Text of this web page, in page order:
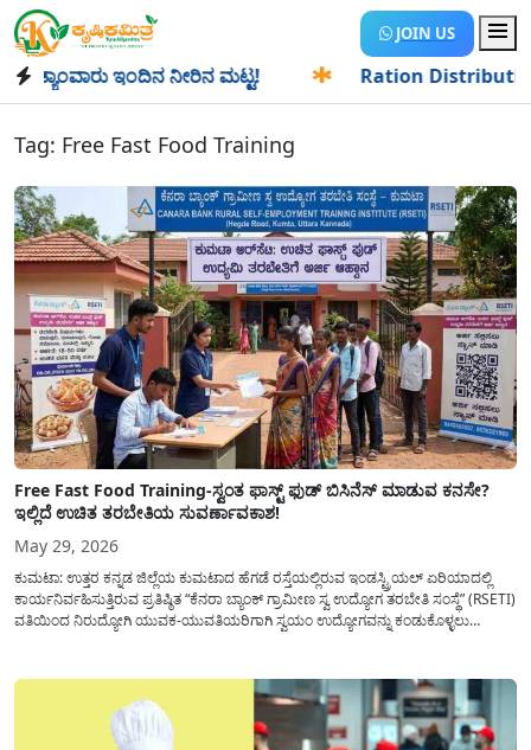
JOIN US
ಇಂದಿನ ನೀರಿನ ಮಟ್ಟ! Ration Distribution-
Tag: Free Fast Food Training
Free Fast Food Training-ಸ್ವಂತ ಫಾಸ್ಟ್ ಫುಡ್ ಬಿಸಿನೆಸ್ ಮಾಡುವ ಕನಸೇ?
ಇಲ್ಲಿದೆ ಉಚಿತ ತರಬೇತಿಯ ಸುವರ್ಣಾವಕಾಶ!
May 29, 2026
ಕುಮಟಾ: ಉತ್ತರ ಕನ್ನಡ ಜಿಲ್ಲೆಯ ಕುಮಟಾದ ಹೆಗಡೆ ರಸ್ತೆಯಲ್ಲಿರುವ ಇಂಡಸ್ಟ್ರಿಯಲ್ ಏರಿಯಾದಲ್ಲಿ
ಕಾರ್ಯನಿರ್ವಹಿಸುತ್ತಿರುವ ಪ್ರತಿಷ್ಠಿತ “ಕೆನರಾ ಬ್ಯಾಂಕ್ ಗ್ರಾಮೀಣ ಸ್ವ ಉದ್ಯೋಗ ತರಬೇತಿ ಸಂಸ್ಥೆ” (RSETI)
ವತಿಯಿಂದ ನಿರುದ್ಯೋಗಿ ಯುವಕ-ಯುವತಿಯರಿಗಾಗಿ ಸ್ವಯಂ ಉದ್ಯೋಗವನ್ನು ಕಂಡುಕೊಳ್ಳಲು
ಇಚ್ಛಿಸುವವರಿಗಾಗಿ...